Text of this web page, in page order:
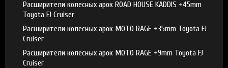
Расширители колесных арок ROAD HOUSE KADDIS +45mm
Toyota FJ Cruiser
Расширители колесных арок MOTO RAGE +35mm Toyota FJ
Cruiser
Расширители колесных арок MOTO RAGE +9mm Toyota FJ
Cruiser